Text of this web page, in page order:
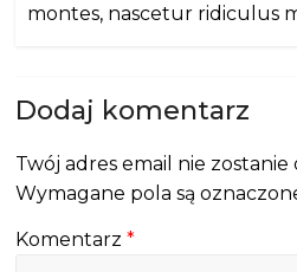
montes, nascetur ridiculus
Dodaj komentarz
Twój adres email nie
Wymagane pola są
Komentarz*